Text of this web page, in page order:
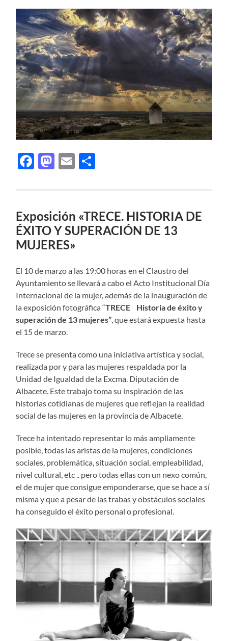
Facebook
Mastodon
Email
Exposición «TRECE. HISTORIA DE
ÉXITO Y SUPERACIÓN DE 13
MUJERES»
El 10 de marzo a las 19:00 horas en el Claustro del
Ayuntamiento se llevará a cabo el Acto Institucional Día
Internacional de la mujer, además de la inauguración de
la exposición fotográfica “TRECE
Historia de éxito y
superación de 13 mujeres”, que estará expuesta hasta
el 15 de marzo.
Trece se presenta como una iniciativa artística y social,
realizada por y para las mujeres respaldada por la
Unidad de Igualdad de la Excma. Diputación de
Albacete. Este trabajo toma su inspiración de las
historias cotidianas de mujeres que reflejan la realidad
social de las mujeres en la provincia de Albacete.
Trece ha intentado representar lo más ampliamente
posible, todas las aristas de la mujeres, condiciones
sociales, problemática, situación social, empleabilidad,
nivel cultural, etc .. pero todas ellas con un nexo común,
el de mujer que consigue emponderarse, que se hace a sí
misma y que a pesar de las trabas y obstáculos sociales
ha conseguido el éxito personal o profesional.